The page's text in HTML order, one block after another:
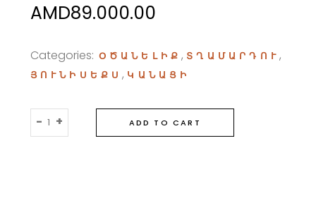
AMD89.000.00
Categories: ՕԾԱՆԵԼԻՔ, ՏՂԱՄԱՐԴՈՒ ,
ՅՈՒՆԻՍԵՔՍ, ԿԱՆԱՑԻ
Memo
Irish
- + ADD TO CART